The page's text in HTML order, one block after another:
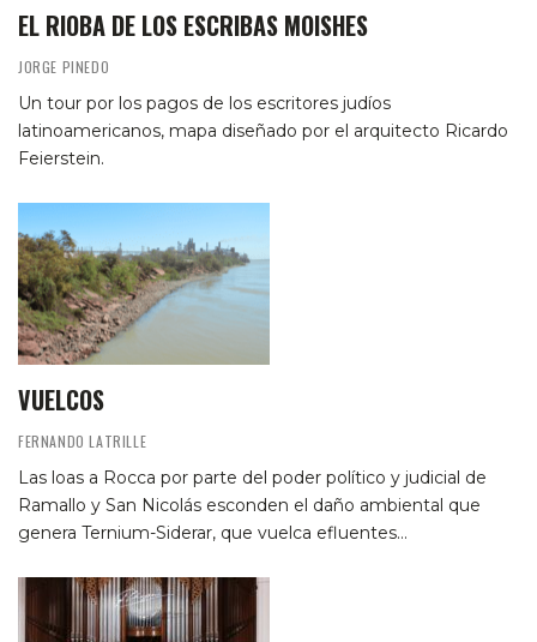
EL RIOBA DE LOS ESCRIBAS MOISHES
JORGE PINEDO
Un tour por los pagos de los escritores judíos
latinoamericanos, mapa diseñado por el arquitecto Ricardo
Feierstein.
VUELCOS
FERNANDO LATRILLE
Las loas a Rocca por parte del poder político y judicial de
Ramallo y San Nicolás esconden el daño ambiental que
genera Ternium-Siderar, que vuelca efluentes…